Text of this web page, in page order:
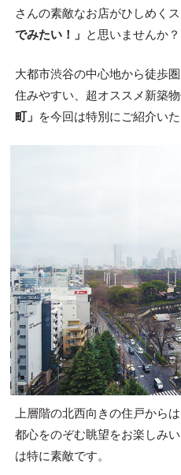
さんの素敵なお店がひしめく
でみたい！」 と思いませんか？
大都市渋谷の中心地から徒歩
住みやすい、超オススメ新築
町」 を今回は特別にご紹介いた
上層階の北西向きの住戸から
都心をのぞむ眺望をお楽しみ
は特に素敵です。